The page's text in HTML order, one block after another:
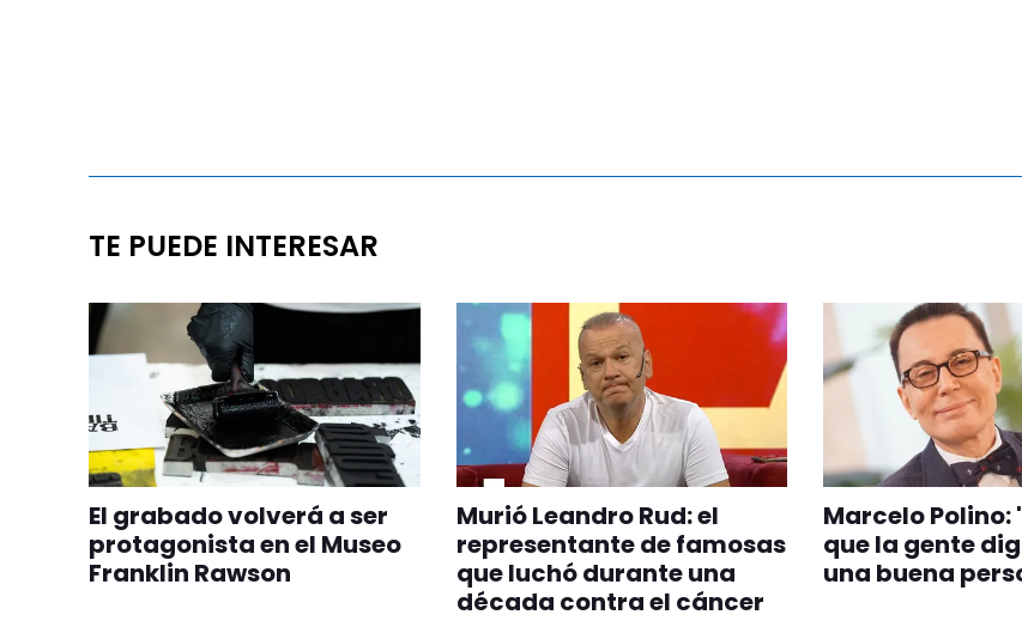
TE PUEDE INTERESAR
El grabado volverá a ser
protagonista en el Museo
Franklin Rawson
Murió Leandro Rud: el
representante de famosas
que luchó durante una
década contra el cáncer
Marcelo Polino:
que la gente
una buena